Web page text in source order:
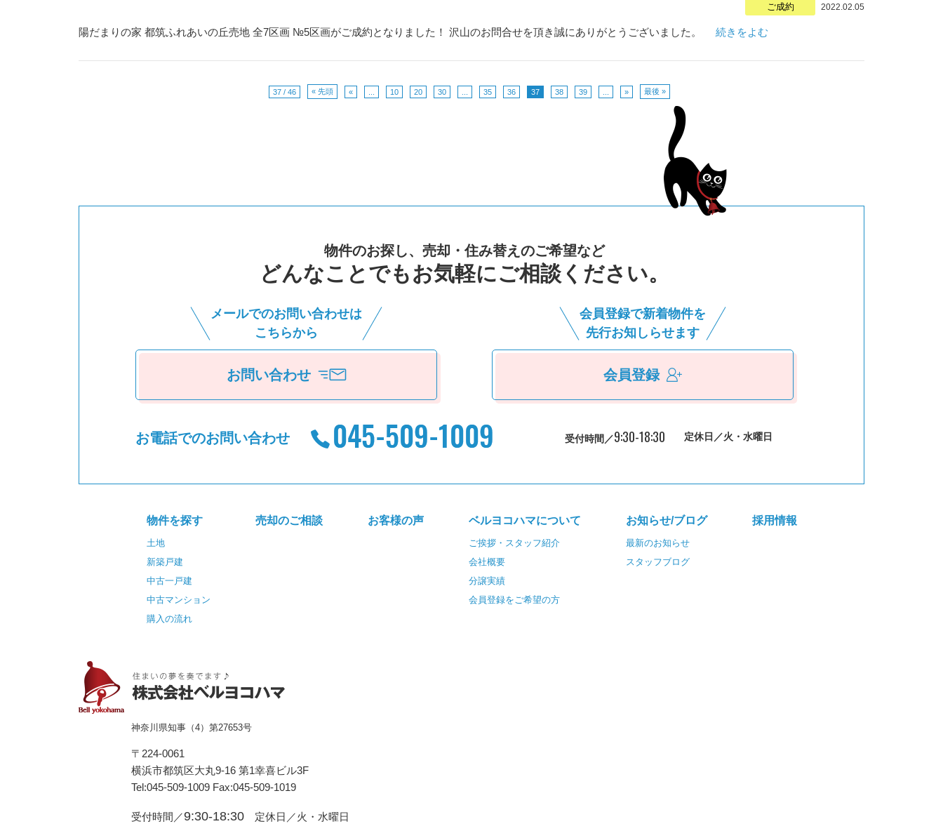
ご成約 2022.02.05
陽だまりの家 都筑ふれあいの丘売地 全7区画 №5区画がご成約となりました！ 沢山のお問合せを頂き誠にありがとうございました。 続きをよむ
37 / 46 « 先頭 « 10 20 30 35 36 37 38 39 » 最後 »
物件のお探し、売却・住み替えのご希望など
どんなことでもお気軽にご相談ください。
メールでのお問い合わせは
こちらから
お問い合わせ
会員登録で新着物件を
先⾏お知しらせます
会員登録
お電話でのお問い合わせ 受付時間／9:30-18:30 定休日／火・水曜日
物件を探す
土地
新築戸建
中古一戸建
中古マンション
購入の流れ
売却のご相談 お客様の声 ベルヨコハマについて
ご挨拶・スタッフ紹介
会社概要
分譲実績
会員登録をご希望の方
お知らせ/ブログ
最新のお知らせ
スタッフブログ
採⽤情報
神奈川県知事（4）第27653号
〒224-0061
横浜市都筑区⼤丸9-16 第1幸喜ビル3F
Tel:045-509-1009 Fax:045-509-1019
受付時間／9:30-18:30 定休日／火・水曜日